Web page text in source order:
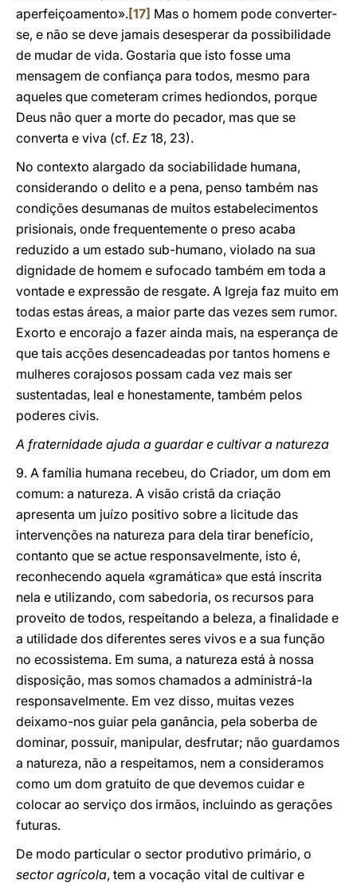
aperfeiçoamento».[17] Mas o homem pode converter-
se, e não se deve jamais desesperar da possibilidade
de mudar de vida. Gostaria que isto fosse uma
mensagem de confiança para todos, mesmo para
aqueles que cometeram crimes hediondos, porque
Deus não quer a morte do pecador, mas que se
converta e viva (cf. Ez 18, 23).
No contexto alargado da sociabilidade humana,
considerando o delito e a pena, penso também nas
condições desumanas de muitos estabelecimentos
prisionais, onde frequentemente o preso acaba
reduzido a um estado sub-humano, violado na sua
dignidade de homem e sufocado também em toda a
vontade e expressão de resgate. A Igreja faz muito em
todas estas áreas, a maior parte das vezes sem rumor.
Exorto e encorajo a fazer ainda mais, na esperança de
que tais acções desencadeadas por tantos homens e
mulheres corajosos possam cada vez mais ser
sustentadas, leal e honestamente, também pelos
poderes civis.
A fraternidade ajuda a guardar e cultivar a natureza
9. A família humana recebeu, do Criador, um dom em
comum: a natureza. A visão cristã da criação
apresenta um juízo positivo sobre a licitude das
intervenções na natureza para dela tirar benefício,
contanto que se actue responsavelmente, isto é,
reconhecendo aquela «gramática» que está inscrita
nela e utilizando, com sabedoria, os recursos para
proveito de todos, respeitando a beleza, a finalidade e
a utilidade dos diferentes seres vivos e a sua função
no ecossistema. Em suma, a natureza está à nossa
disposição, mas somos chamados a administrá-la
responsavelmente. Em vez disso, muitas vezes
deixamo-nos guiar pela ganância, pela soberba de
dominar, possuir, manipular, desfrutar; não guardamos
a natureza, não a respeitamos, nem a consideramos
como um dom gratuito de que devemos cuidar e
colocar ao serviço dos irmãos, incluindo as gerações
futuras.
De modo particular o sector produtivo primário, o
sector agrícola, tem a vocação vital de cultivar e